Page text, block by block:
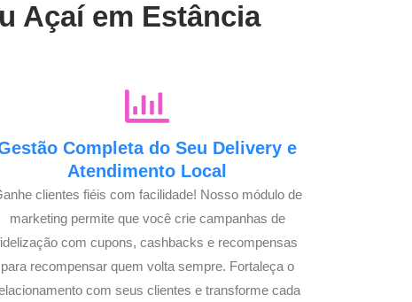
Açaí em Estância
Completa do Seu Delivery e
Atendimento Local
clientes fiéis com facilidade! Nosso módulo de
marketing permite que você crie campanhas de
com cupons, cashbacks e recompensas
para recompensar quem volta sempre. Fortaleça o
com seus clientes e transforme cada